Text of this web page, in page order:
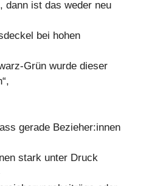
dann ist das weder neu
bei hohen
Grün wurde dieser
gerade Bezieher:innen
stark unter Druck